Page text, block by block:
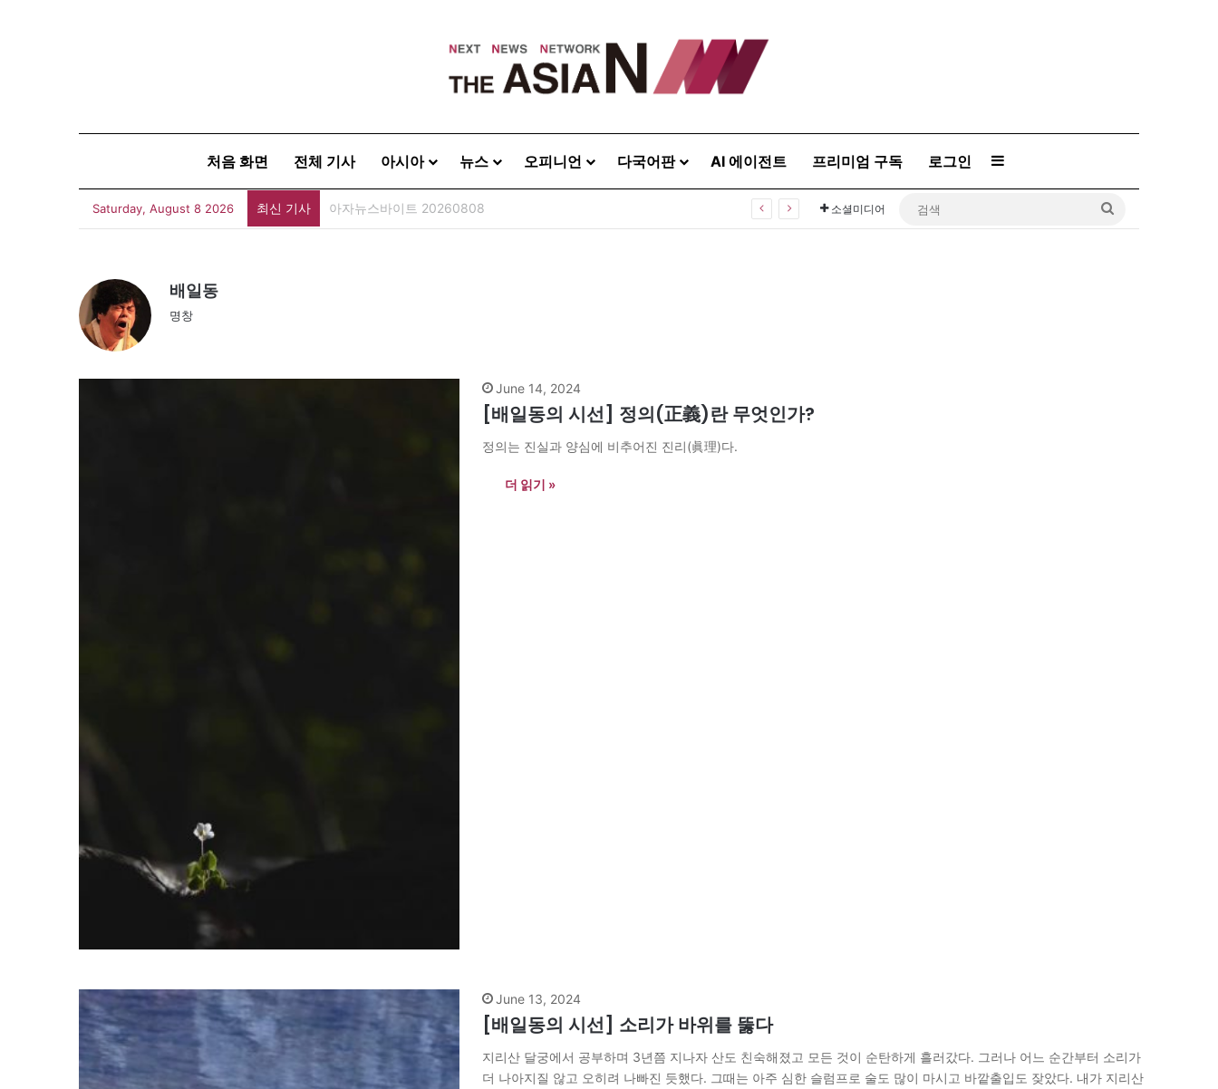
처음 화면 전체 기사 아시아 뉴스 오피니언 다국어판 AI 에이전트 프리미엄 구독 로그인 Sidebar
Saturday, August 8 2026 최신 기사 아자뉴스바이트 20260808 소셜미디어
배일동
명창
June 14, 2024
[배일동의 시선] 정의(正義)란 무엇인가?
정의는 진실과 양심에 비추어진 진리(眞理)다.
더 읽기 »
June 13, 2024
[배일동의 시선] 소리가 바위를 뚫다
지리산 달궁에서 공부하며 3년쯤 지나자 산도 친숙해졌고 모든 것이 순탄하게 흘러갔다. 그러나 어느 순간부터 소리가
더 나아지질 않고 오히려 나빠진 듯했다. 그때는 아주 심한 슬럼프로 술도 많이 마시고 바깥출입도 잦았다. 내가 지리산